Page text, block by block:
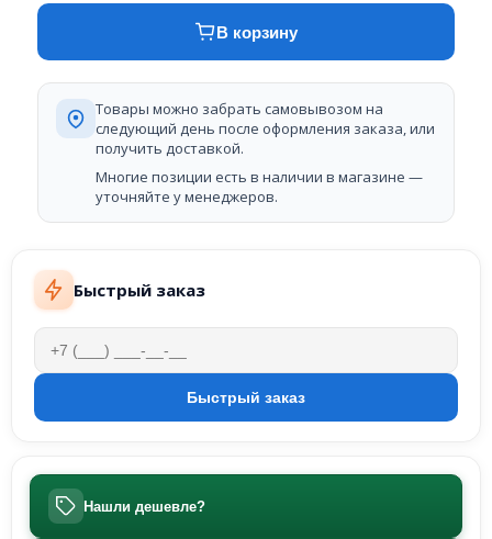
Быстрый заказ
Нашли дешевле?
В корзину
Товары можно забрать самовывозом на
следующий день после оформления заказа, или
получить доставкой.
Многие позиции есть в наличии в магазине —
уточняйте у менеджеров.